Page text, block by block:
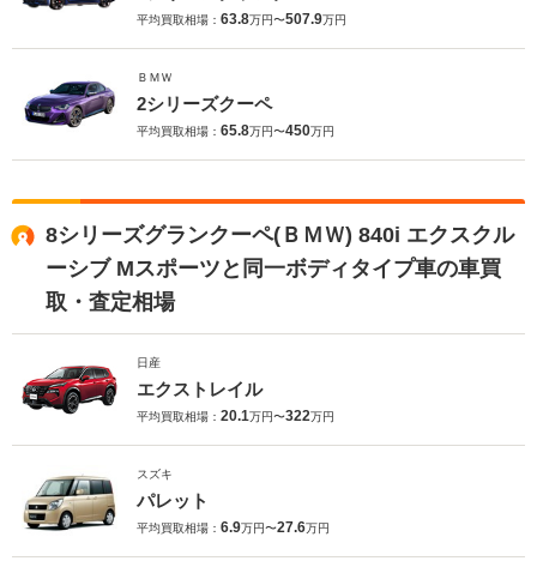
平均買取相場： 63.8万円〜507.9万円
ＢＭＷ
2シリーズクーペ
平均買取相場： 65.8万円〜450万円
8シリーズグランクーペ(ＢＭＷ) 840i エクスクル
ーシブ Mスポーツと同一ボディタイプ車の車買
取・査定相場
日産
エクストレイル
平均買取相場： 20.1万円〜322万円
スズキ
パレット
平均買取相場： 6.9万円〜27.6万円